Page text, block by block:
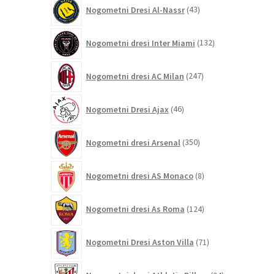
Nogometni Dresi Al-Nassr 43izdelkov
Nogometni dresi Inter Miami 132izdelkov
Nogometni dresi AC Milan 247izdelkov
Nogometni Dresi Ajax 46izdelkov
Nogometni dresi Arsenal 350izdelkov
Nogometni dresi AS Monaco 8izdelkov
Nogometni dresi As Roma 124izdelkov
Nogometni Dresi Aston Villa 71izdelkov